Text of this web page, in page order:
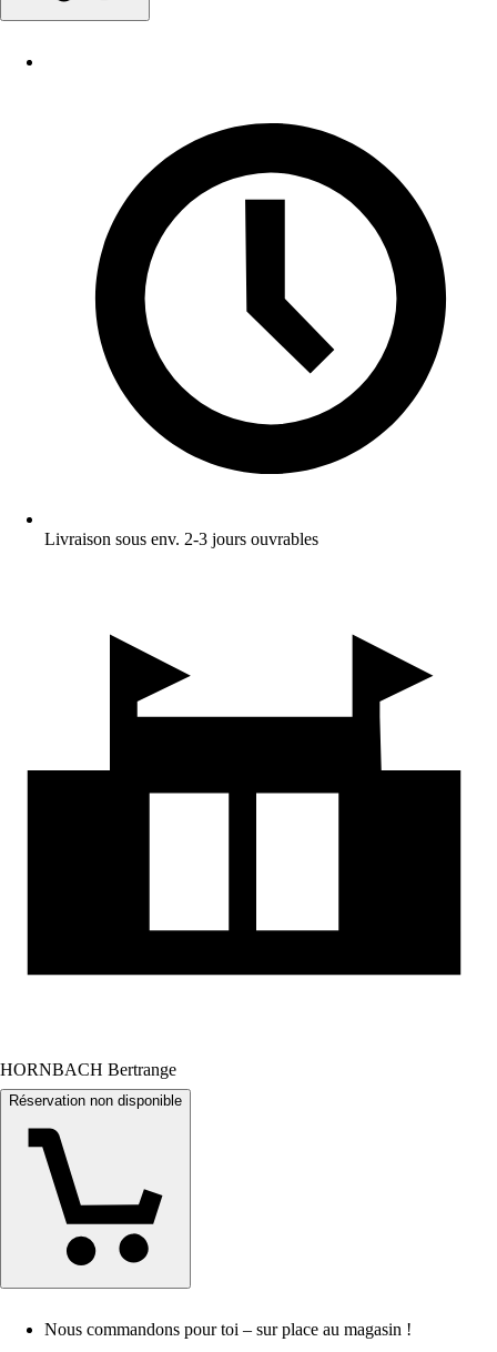
Livraison sous env. 2-3 jours ouvrables
HORNBACH Bertrange
Réservation non disponible
Nous commandons pour toi – sur place au magasin !